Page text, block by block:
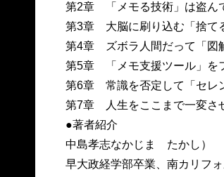
第2章 「メモる技術」は盗ん
第3章 大脳に刷り込む「捨て
第4章 ズボラ人間だって「図
第5章 「メモ支援ツール」を
第6章 常識を否定して「セレ
第7章 人生をここまで一変さ
●著者紹介
中島孝志なかじま たかし）
早大政経学部卒業、南カリフ